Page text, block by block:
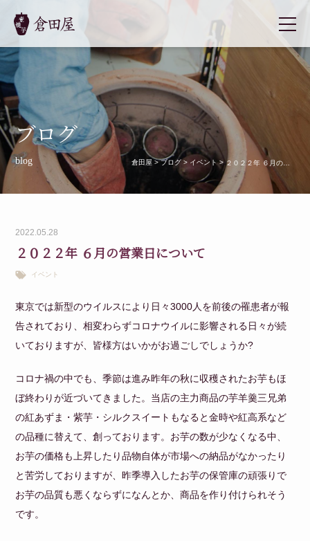
ブログ
blog 倉田屋 >ブログ> イベント> ２０２２年 ６月の営業日について
2022.05.28
２０２２年 ６月の営業日について
イベント
東京では新型のウイルスにより日々3000人を前後の罹患者が報
告されており、相変わらずコロナウイルに影響される日々が続
いておりますが、皆様方はいかがお過ごしでしょうか?
コロナ禍の中でも、季節は進み昨年の秋に収穫されたお芋もほ
ぼ終わりが近づいてきました。当店の主力商品の芋羊羹三兄弟
の紅あずま・紫芋・シルクスイートもなると金時や紅高系など
の品種に替えて、創っております。お芋の数が少なくなる中、
お芋の価格も上昇したり品物自体が市場への納品がなかったり
と苦労しておりますが、昨季導入したお芋の保管庫の頑張りで
お芋の品質も悪くならずになんとか、商品を作り付けられそう
です。